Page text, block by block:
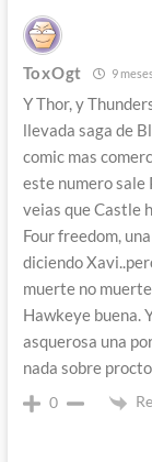
ToxOgt 9
Y Thor, y
llevada saga de
comic mas
este numero sale
veias que Castle
Four freedom,
diciendo
muerte no
Hawkeye buena.
asquerosa una
nada sobre
0